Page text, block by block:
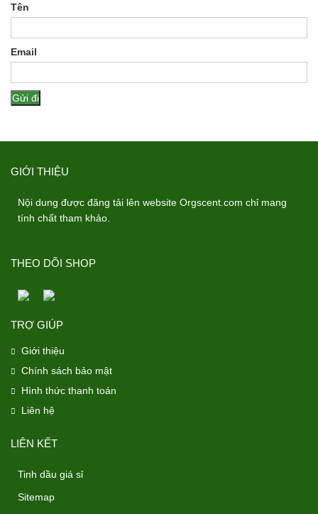
Tên
Email
GIỚI THIỆU
Nội dung được đăng tải lên website Orgscent.com chỉ mang
tính chất tham khảo.
THEO DÕI SHOP
TRỢ GIÚP
Giới thiệu
Chính sách bảo mật
Hình thức thanh toán
Liên hệ
LIÊN KẾT
Tinh dầu giá sỉ
Sitemap